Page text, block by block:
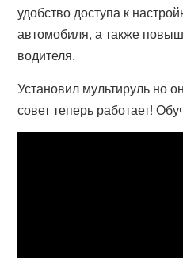
удобство доступа к
автомобиля, а также
водителя.
Установил мультируль но
совет теперь работает!